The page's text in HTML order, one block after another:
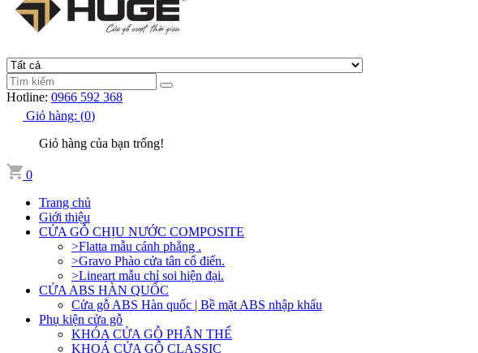
Hotline: 0966 592 368
Giỏ hàng: (0)
Giỏ hàng của bạn trống!
0
Trang chủ
Giới thiệu
CỬA GỖ CHỊU NƯỚC COMPOSITE
>Flatta mẫu cánh phẳng .
>Gravo Phào cửa tân cổ điển.
>Lineart mẫu chỉ soi hiện đại.
CỬA ABS HÀN QUỐC
Cửa gỗ ABS Hàn quốc | Bề mặt ABS nhập khẩu
Phụ kiện cửa gỗ
KHÓA CỬA GỖ PHÂN THỂ
KHOÁ CỬA GỖ CLASSIC